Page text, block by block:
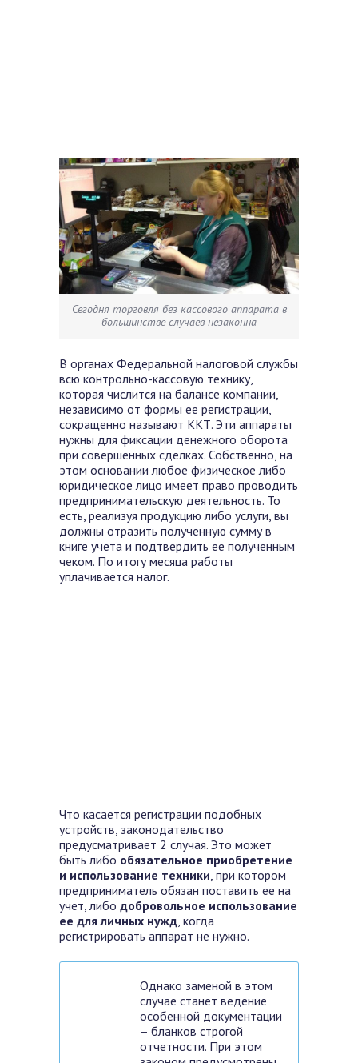
Сегодня торговля без кассового аппарата в
большинстве случаев незаконна
В органах Федеральной налоговой службы
всю контрольно-кассовую технику,
которая числится на балансе компании,
независимо от формы ее регистрации,
сокращенно называют ККТ. Эти аппараты
нужны для фиксации денежного оборота
при совершенных сделках. Собственно, на
этом основании любое физическое либо
юридическое лицо имеет право проводить
предпринимательскую деятельность. То
есть, реализуя продукцию либо услуги, вы
должны отразить полученную сумму в
книге учета и подтвердить ее полученным
чеком. По итогу месяца работы
уплачивается налог.
Что касается регистрации подобных
устройств, законодательство
предусматривает 2 случая. Это может
быть либо обязательное приобретение
и использование техники , при котором
предприниматель обязан поставить ее на
учет, либо добровольное использование
ее для личных нужд , когда
регистрировать аппарат не нужно.
Однако заменой в этом
случае станет ведение
особенной документации
– бланков строгой
отчетности. При этом